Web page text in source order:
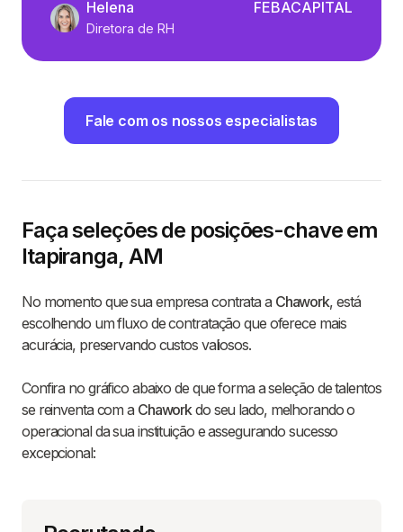
Helena
Diretora de RH
FEBACAPITAL
Fale com os nossos especialistas
Faça seleções de posições-chave em
Itapiranga, AM
No momento que sua empresa contrata a Chawork, está
escolhendo um fluxo de contratação que oferece mais
acurácia, preservando custos valiosos.
Confira no gráfico abaixo de que forma a seleção de talentos
se reinventa com a Chaworkdo seu lado, melhorando o
operacional da sua instituição e assegurando sucesso
excepcional: